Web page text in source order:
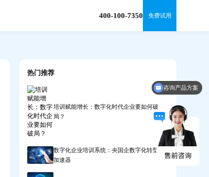
400-100-7350 免费试用
热门推荐
培训赋能增长：数字化时代企业要如何破
局？
数字化企业培训系统：央国企数字化转型的
加速器
咨询产品方案